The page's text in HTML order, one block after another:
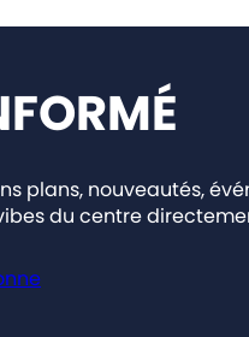
plans, nouveautés,
du centre